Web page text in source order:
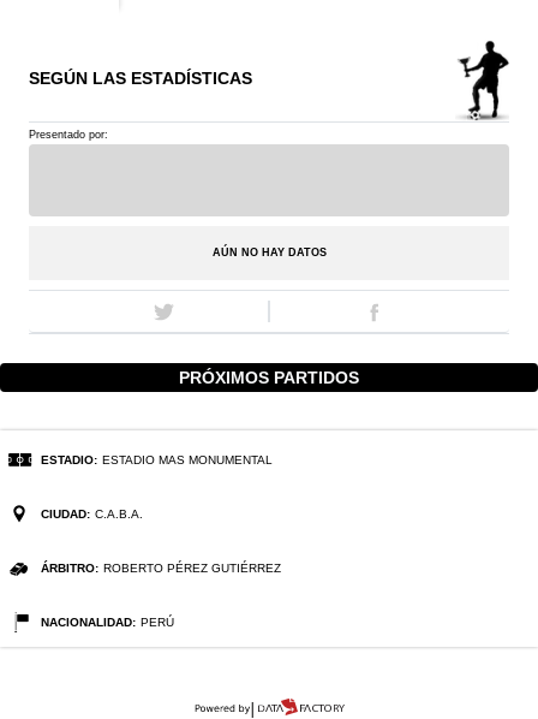
SEGÚN LAS ESTADÍSTICAS
Presentado por:
AÚN NO HAY DATOS
PRÓXIMOS PARTIDOS
ESTADIO: ESTADIO MAS MONUMENTAL
CIUDAD: C.A.B.A.
ÁRBITRO: ROBERTO PÉREZ GUTIÉRREZ
NACIONALIDAD: PERÚ